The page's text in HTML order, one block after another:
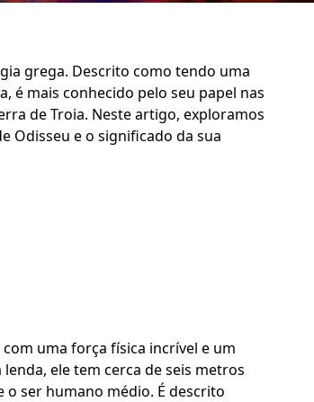
grega. Descrito como tendo uma
é mais conhecido pelo seu papel nas
de Troia. Neste artigo, exploramos
Odisseu e o significado da sua
uma força física incrível e um
ele tem cerca de seis metros
ser humano médio. É descrito